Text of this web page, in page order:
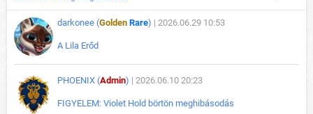
darkonee (Golden Rare) | 2026.06.29 10:53
A Lila Erőd
PHOENIX (Admin) | 2026.06.10 20:23
FIGYELEM: Violet Hold börtön meghibásodás